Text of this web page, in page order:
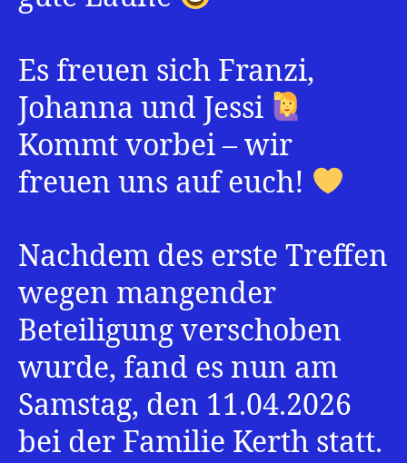
Es freuen sich Franzi,
Johanna und Jessi
Kommt vorbei – wir
freuen uns auf euch!
Nachdem des erste Treffen
wegen mangender
Beteiligung verschoben
wurde, fand es nun am
Samstag, den 11.04.2026
bei der Familie Kerth statt.